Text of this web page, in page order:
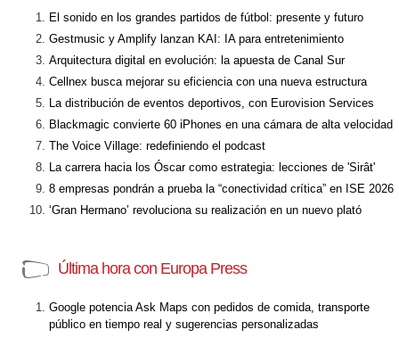
El sonido en los grandes partidos de fútbol: presente y futuro
Gestmusic y Amplify lanzan KAI: IA para entretenimiento
Arquitectura digital en evolución: la apuesta de Canal Sur
Cellnex busca mejorar su eficiencia con una nueva estructura
La distribución de eventos deportivos, con Eurovision Services
Blackmagic convierte 60 iPhones en una cámara de alta velocidad
The Voice Village: redefiniendo el podcast
La carrera hacia los Óscar como estrategia: lecciones de 'Sirât'
8 empresas pondrán a prueba la “conectividad crítica” en ISE 2026
‘Gran Hermano’ revoluciona su realización en un nuevo plató
Última hora con Europa Press
Google potencia Ask Maps con pedidos de comida, transporte
público en tiempo real y sugerencias personalizadas